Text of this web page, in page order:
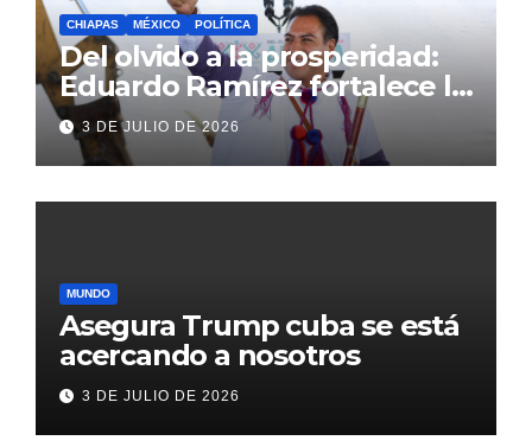
CHIAPAS MÉXICO POLÍTICA
Del olvido a la prosperidad:
Eduardo Ramírez fortalece la
transformación de Aldama
con inversión histórica
3 DE JULIO DE 2026
MUNDO
Asegura Trump cuba se está
acercando a nosotros
3 DE JULIO DE 2026